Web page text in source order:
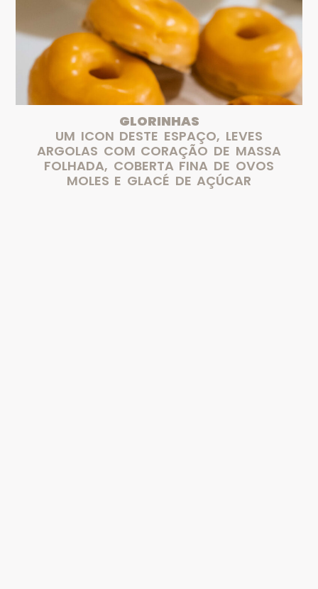
GLORINHAS
UM ICON DESTE ESPAÇO, LEVES
ARGOLAS COM CORAÇÃO DE MASSA
FOLHADA, COBERTA FINA DE OVOS
MOLES E GLACÉ DE AÇÚCAR